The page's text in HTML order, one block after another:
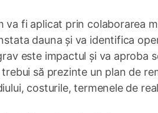
va fi aplicat prin colaborarea
dauna și va identifica
este impactul și va aproba
să prezinte un plan de
costurile, termenele de